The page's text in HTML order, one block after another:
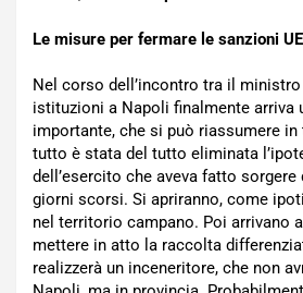
Le misure per fermare le sanzioni UE
Nel corso dell’incontro tra il
istituzioni a Napoli finalmente arriva
importante, che si può riassumere in
tutto è stata del tutto eliminata
dell’esercito che aveva fatto
giorni scorsi. Si apriranno, come
nel territorio campano. Poi arrivano
mettere in atto la raccolta
realizzerà un inceneritore, che non